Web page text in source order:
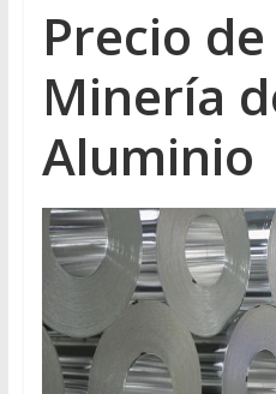
Precio
Minería
Aluminio